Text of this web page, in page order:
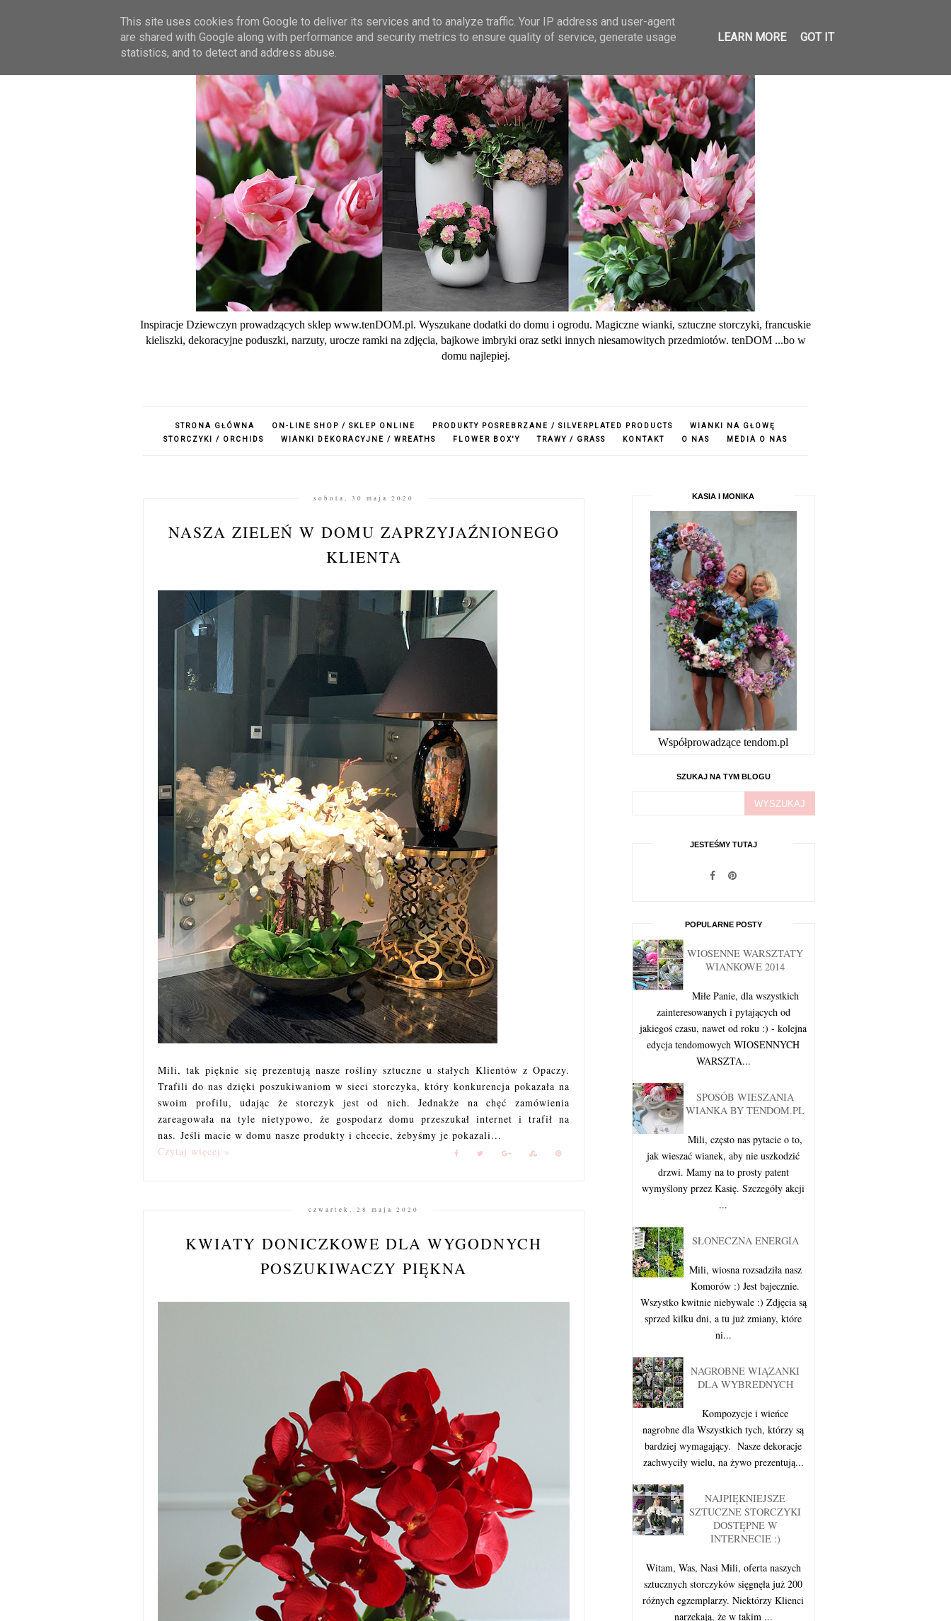
Inspiracje Dziewczyn prowadzących sklep www.tenDOM.pl. Wyszukane dodatki do domu i ogrodu. Magiczne wianki, sztuczne storczyki, francuskie
kieliszki, dekoracyjne poduszki, narzuty, urocze ramki na zdjęcia, bajkowe imbryki oraz setki innych niesamowitych przedmiotów. tenDOM ...bo w
domu najlepiej.
STRONA GŁÓWNA ON-LINE SHOP / SKLEP ONLINE PRODUKTY POSREBRZANE / SILVERPLATED PRODUCTS
WIANKI NA GŁOWĘ
STORCZYKI / ORCHIDS
WIANKI DEKORACYJNE / WREATHS FLOWER BOX'Y TRAWY / GRASS KONTAKT O NAS MEDIA O NAS
sobota, 30 maja 2020
NASZA ZIELEŃ W DOMU ZAPRZYJAŹNIONEGO
KLIENTA
Mili, tak pięknie się prezentują nasze rośliny sztuczne u stałych Klientów z Opaczy.
Trafili do nas dzięki poszukiwaniom w sieci storczyka, który konkurencja pokazała na
swoim profilu, udając że storczyk jest od nich. Jednakże na chęć zamówienia
zareagowała na tyle nietypowo, że gospodarz domu przeszukał internet i trafił na
nas. Jeśli macie w domu nasze produkty i chcecie, żebyśmy je pokazali...
Czytaj więcej »
czwartek, 28 maja 2020
KWIATY DONICZKOWE DLA WYGODNYCH
POSZUKIWACZY PIĘKNA
KASIA I MONIKA
Współprowadzące tendom.pl
SZUKAJ NA TYM BLOGU
JESTEŚMY TUTAJ
POPULARNE POSTY
WIOSENNE WARSZTATY
WIANKOWE 2014
Miłe Panie, dla wszystkich
zainteresowanych i pytających od
jakiegoś czasu, nawet od roku :) - kolejna
edycja tendomowych WIOSENNYCH
WARSZTA...
SPOSÓB WIESZANIA
WIANKA BY TENDOM.PL
Mili, często nas pytacie o to,
jak wieszać wianek, aby nie uszkodzić
drzwi. Mamy na to prosty patent
wymyślony przez Kasię. Szczegóły akcji
...
SŁONECZNA ENERGIA
Mili, wiosna rozsadziła nasz
Komorów :) Jest bajecznie.
Wszystko kwitnie niebywale :) Zdjęcia są
sprzed kilku dni, a tu już zmiany, które
ni...
NAGROBNE WIĄZANKI
DLA WYBREDNYCH
Kompozycje i wieńce
nagrobne dla Wszystkich tych, którzy są
bardziej wymagający. Nasze dekoracje
zachwyciły wielu, na żywo prezentują...
NAJPIĘKNIEJSZE
SZTUCZNE STORCZYKI
DOSTĘPNE W
INTERNECIE :)
Witam, Was, Nasi Mili, oferta naszych
sztucznych storczyków sięgnęła już 200
różnych egzemplarzy. Niektórzy Klienci
narzekają, że w takim ...
This site uses cookies from Google to deliver its services and to analyze traffic. Your IP address and user-agent
are shared with Google along with performance and security metrics to ensure quality of service, generate usage
statistics, and to detect and address abuse.
LEARN MORE GOT IT